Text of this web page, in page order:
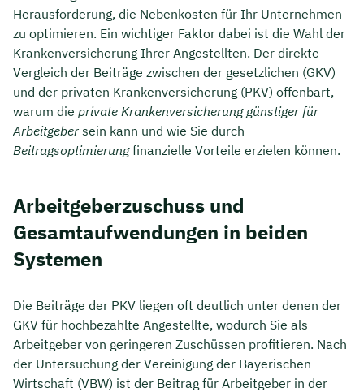
Herausforderung, die Nebenkosten für Ihr Unternehmen
zu optimieren. Ein wichtiger Faktor dabei ist die Wahl der
Krankenversicherung Ihrer Angestellten. Der direkte
Vergleich der Beiträge zwischen der gesetzlichen (GKV)
und der privaten Krankenversicherung (PKV) offenbart,
warum die private Krankenversicherung günstiger für
Arbeitgeber sein kann und wie Sie durch
Beitragsoptimierungfinanzielle Vorteile erzielen können.
Arbeitgeberzuschuss und
Gesamtaufwendungen in beiden
Systemen
Die Beiträge der PKV liegen oft deutlich unter denen der
GKV für hochbezahlte Angestellte, wodurch Sie als
Arbeitgeber von geringeren Zuschüssen profitieren. Nach
der Untersuchung der Vereinigung der Bayerischen
Wirtschaft (VBW) ist der Beitrag für Arbeitgeber in der